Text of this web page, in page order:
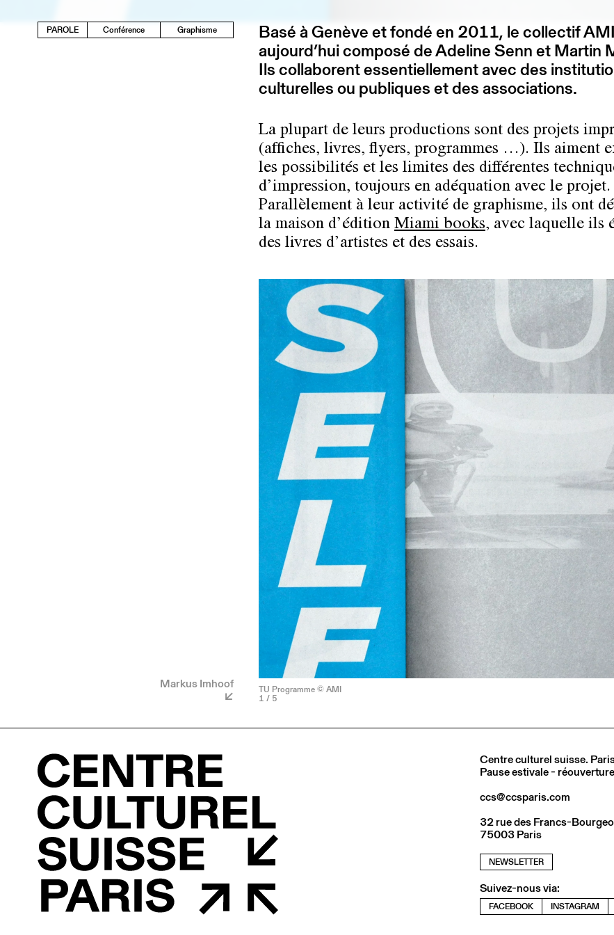
PAROLE Conférence Graphisme
Markus Imhoof
Basé à Genève et fondé en 2011, le collectif
aujourd’hui composé de Adeline Senn et Martin
Ils collaborent essentiellement avec des
culturelles ou publiques et des associations.
La plupart de leurs productions sont des projets
(affiches, livres, flyers, programmes …). Ils aiment
les possibilités et les limites des différentes
d’impression, toujours en adéquation avec le projet.
Parallèlement à leur activité de graphisme, ils ont
la maison d’édition Miami books, avec laquelle ils
des livres d’artistes et des essais.
TU Programme © AMI
1 / 5
Centre culturel suisse.
Pause estivale -
ccs@ccsparis.com
32 rue des Francs-
75003 Paris
NEWSLETTER
Suivez-nous via:
FACEBOOK INSTAGRAM